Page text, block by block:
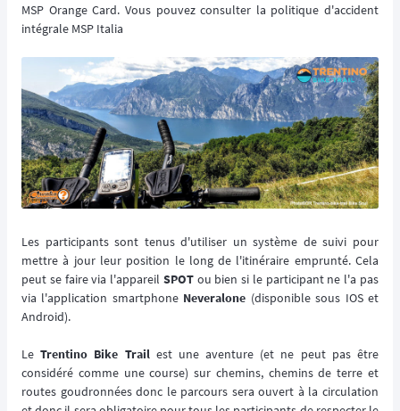
MSP Orange Card. Vous pouvez consulter la politique d'accident
intégrale MSP Italia
Les participants sont tenus d'utiliser un système de suivi pour
mettre à jour leur position le long de l'itinéraire emprunté. Cela
peut se faire via l'appareil SPOT ou bien si le participant ne l'a pas
via l'application smartphone Neveralone (disponible sous IOS et
Android).
LeTrentino Bike Trailest une aventure (et ne peut pas être
considéré comme une course) sur chemins, chemins de terre et
routes goudronnées donc le parcours sera ouvert à la circulation